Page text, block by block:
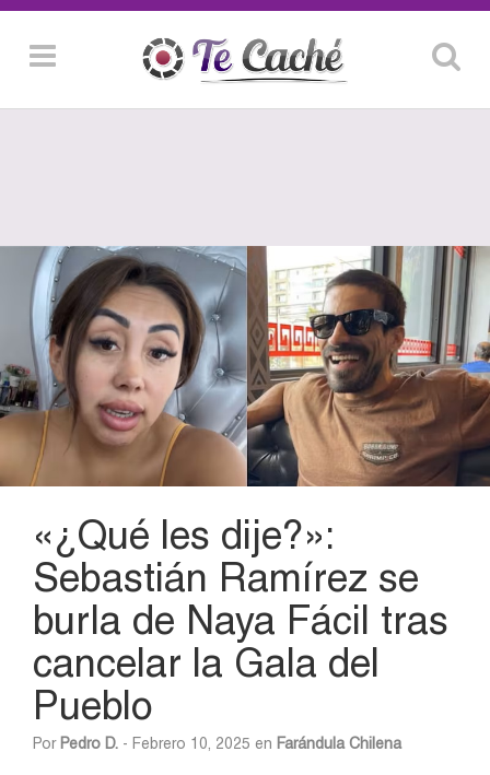
«¿Qué les dije?»:
Sebastián Ramírez se
burla de Naya Fácil tras
cancelar la Gala del
Pueblo
Por Pedro D. - Febrero 10, 2025 en Farándula Chilena